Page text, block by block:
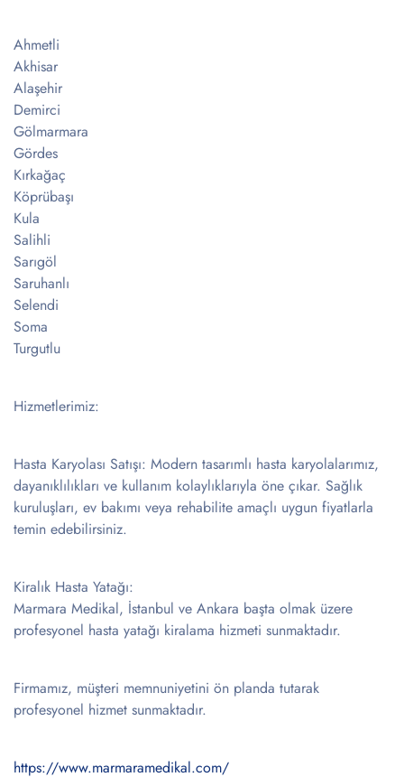
Ahmetli
Akhisar
Alaşehir
Demirci
Gölmarmara
Gördes
Kırkağaç
Köprübaşı
Kula
Salihli
Sarıgöl
Saruhanlı
Selendi
Soma
Turgutlu
Hizmetlerimiz:
Hasta Karyolası Satışı: Modern tasarımlı hasta karyolalarımız,
dayanıklılıkları ve kullanım kolaylıklarıyla öne çıkar. Sağlık
kuruluşları, ev bakımı veya rehabilite amaçlı uygun fiyatlarla
temin edebilirsiniz.
Kiralık Hasta Yatağı:
Marmara Medikal, İstanbul ve Ankara başta olmak üzere
profesyonel hasta yatağı kiralama hizmeti sunmaktadır.
Firmamız, müşteri memnuniyetini ön planda tutarak
profesyonel hizmet sunmaktadır.
https://www.marmaramedikal.com/